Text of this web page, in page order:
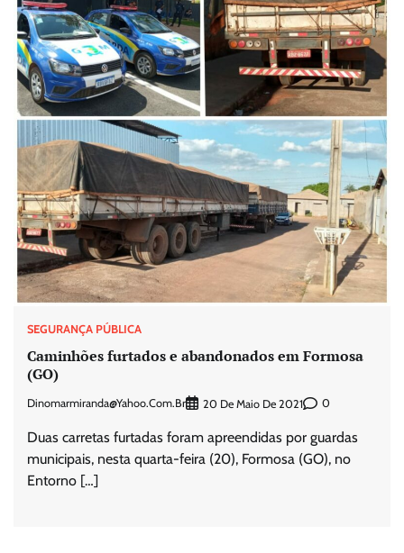
SEGURANÇA PÚBLICA
Caminhões furtados e abandonados em Formosa
(GO)
Dinomarmiranda@yahoo.com.br 20 De Maio De 2021 0
Duas carretas furtadas foram apreendidas por guardas
municipais, nesta quarta-feira (20), Formosa (GO), no
Entorno […]